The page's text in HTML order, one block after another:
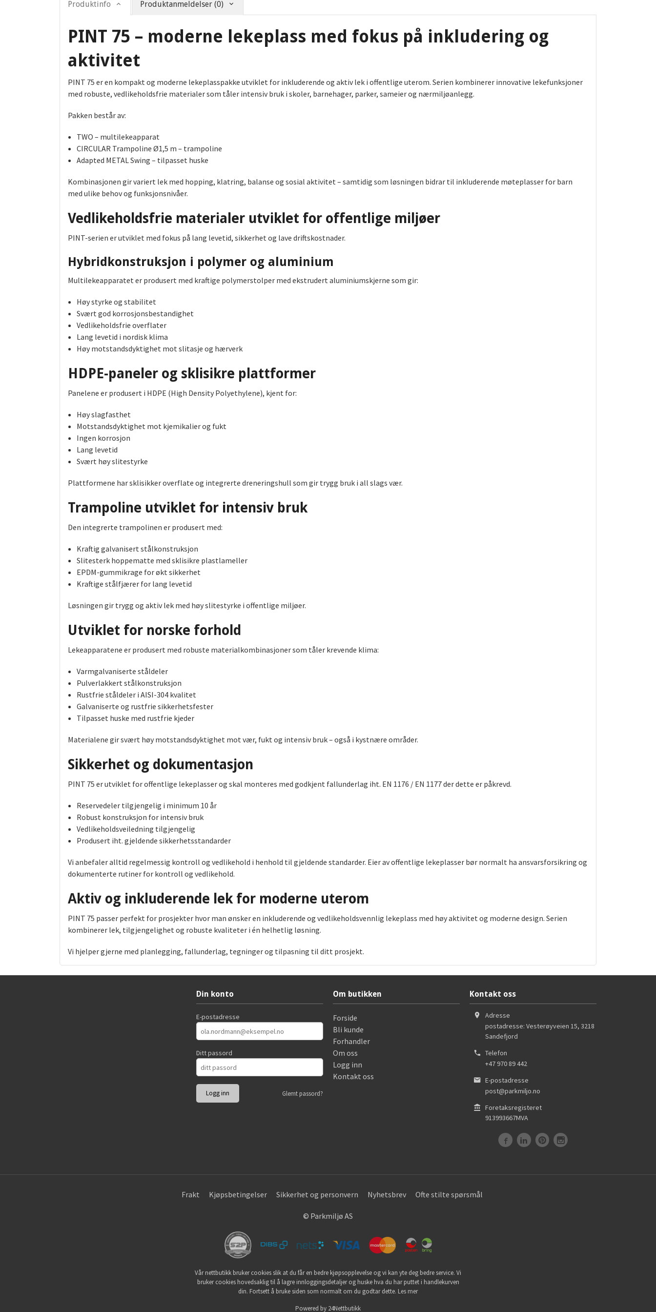
Produktinfo Produktanmeldelser (0)
PINT 75 – moderne lekeplass med fokus på inkludering og
aktivitet
PINT 75 er en kompakt og moderne lekeplasspakke utviklet for inkluderende og aktiv lek i offentlige uterom. Serien kombinerer innovative lekefunksjoner
med robuste, vedlikeholdsfrie materialer som tåler intensiv bruk i skoler, barnehager, parker, sameier og nærmiljøanlegg.
Pakken består av:
TWO – multilekeapparat
CIRCULAR Trampoline Ø1,5 m – trampoline
Adapted METAL Swing – tilpasset huske
Kombinasjonen gir variert lek med hopping, klatring, balanse og sosial aktivitet – samtidig som løsningen bidrar til inkluderende møteplasser for barn
med ulike behov og funksjonsnivåer.
Vedlikeholdsfrie materialer utviklet for offentlige miljøer
PINT-serien er utviklet med fokus på lang levetid, sikkerhet og lave driftskostnader.
Hybridkonstruksjon i polymer og aluminium
Multilekeapparatet er produsert med kraftige polymerstolper med ekstrudert aluminiumskjerne som gir:
Høy styrke og stabilitet
Svært god korrosjonsbestandighet
Vedlikeholdsfrie overflater
Lang levetid i nordisk klima
Høy motstandsdyktighet mot slitasje og hærverk
HDPE-paneler og sklisikre plattformer
Panelene er produsert i HDPE (High Density Polyethylene), kjent for:
Høy slagfasthet
Motstandsdyktighet mot kjemikalier og fukt
Ingen korrosjon
Lang levetid
Svært høy slitestyrke
Plattformene har sklisikker overflate og integrerte dreneringshull som gir trygg bruk i all slags vær.
Trampoline utviklet for intensiv bruk
Den integrerte trampolinen er produsert med:
Kraftig galvanisert stålkonstruksjon
Slitesterk hoppematte med sklisikre plastlameller
EPDM-gummikrage for økt sikkerhet
Kraftige stålfjærer for lang levetid
Løsningen gir trygg og aktiv lek med høy slitestyrke i offentlige miljøer.
Utviklet for norske forhold
Lekeapparatene er produsert med robuste materialkombinasjoner som tåler krevende klima:
Varmgalvaniserte ståldeler
Pulverlakkert stålkonstruksjon
Rustfrie ståldeler i AISI-304 kvalitet
Galvaniserte og rustfrie sikkerhetsfester
Tilpasset huske med rustfrie kjeder
Materialene gir svært høy motstandsdyktighet mot vær, fukt og intensiv bruk – også i kystnære områder.
Sikkerhet og dokumentasjon
PINT 75 er utviklet for offentlige lekeplasser og skal monteres med godkjent fallunderlag iht. EN 1176 / EN 1177 der dette er påkrevd.
Reservedeler tilgjengelig i minimum 10 år
Robust konstruksjon for intensiv bruk
Vedlikeholdsveiledning tilgjengelig
Produsert iht. gjeldende sikkerhetsstandarder
Vi anbefaler alltid regelmessig kontroll og vedlikehold i henhold til gjeldende standarder. Eier av offentlige lekeplasser bør normalt ha ansvarsforsikring og
dokumenterte rutiner for kontroll og vedlikehold.
Aktiv og inkluderende lek for moderne uterom
PINT 75 passer perfekt for prosjekter hvor man ønsker en inkluderende og vedlikeholdsvennlig lekeplass med høy aktivitet og moderne design. Serien
kombinerer lek, tilgjengelighet og robuste kvaliteter i én helhetlig løsning.
Vi hjelper gjerne med planlegging, fallunderlag, tegninger og tilpasning til ditt prosjekt.
Din konto
E-postadresse
Ditt passord
Glemt passord?
Om butikken
Forside
Bli kunde
Forhandler
Om oss
Logg inn
Kontakt oss
Kontakt oss
Adresse
postadresse: Vesterøyveien 15, 3218
Sandefjord
Telefon
+47 970 89 442
E-postadresse
post@parkmiljo.no
Foretaksregisteret
913993667MVA
Frakt Kjøpsbetingelser Sikkerhet og personvern Nyhetsbrev Ofte stilte spørsmål
© Parkmiljø AS
Vår nettbutikk bruker cookies slik at du får en bedre kjøpsopplevelse og vi kan yte deg bedre service. Vi
bruker cookies hovedsaklig til å lagre innloggingsdetaljer og huske hva du har puttet i handlekurven
din. Fortsett å bruke siden som normalt om du godtar dette. Les mer
Powered by 24Nettbutikk